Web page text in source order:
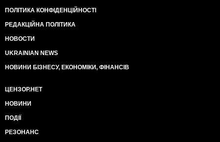
ПОЛІТИКА КОНФІДЕНЦІЙНОСТІ
РЕДАКЦІЙНА ПОЛІТИКА
НОВОСТИ
UKRAINIAN NEWS
НОВИНИ БІЗНЕСУ, ЕКОНОМІКИ, ФІНАНСІВ
ЦЕНЗОР.НЕТ
НОВИНИ
ПОДІЇ
РЕЗОНАНС